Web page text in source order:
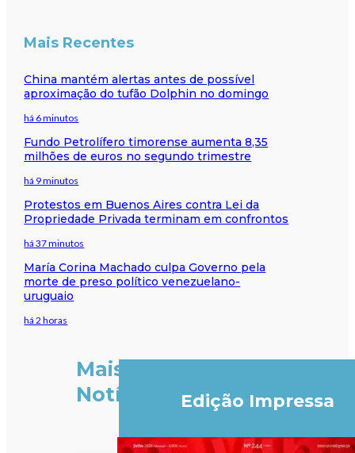
Mais Recentes
China mantém alertas antes de possível
aproximação do tufão Dolphin no domingo
há 6 minutos
Fundo Petrolífero timorense aumenta 8,35
milhões de euros no segundo trimestre
há 9 minutos
Protestos em Buenos Aires contra Lei da
Propriedade Privada terminam em confrontos
há 37 minutos
María Corina Machado culpa Governo pela
morte de preso político venezuelano-
uruguaio
há 2 horas
Mais
Notícias
Edição Impressa